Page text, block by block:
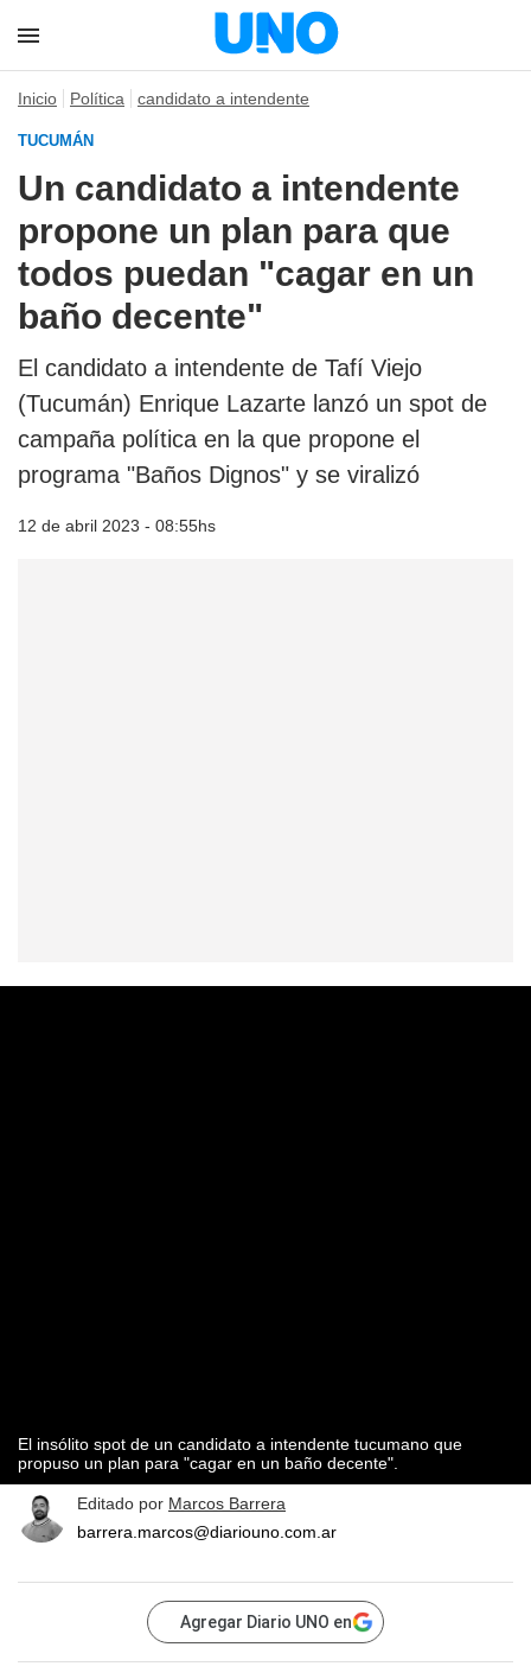
Inicio Política candidato a intendente
TUCUMÁN
Un candidato a intendente
propone un plan para que
todos puedan "cagar en un
baño decente"
El candidato a intendente de Tafí Viejo
(Tucumán) Enrique Lazarte lanzó un spot de
campaña política en la que propone el
programa "Baños Dignos" y se viralizó
12 de abril 2023 - 08:55hs
El insólito spot de un candidato a intendente tucumano que
propuso un plan para "cagar en un baño decente".
Editado por Marcos Barrera
barrera.marcos@diariouno.com.ar
Agregar Diario UNO en